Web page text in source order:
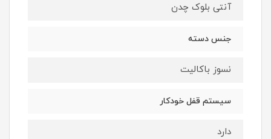
آنتی بلوک چدن
جنس دسته
نسوز باکالیت
سیستم قفل خودکار
دارد